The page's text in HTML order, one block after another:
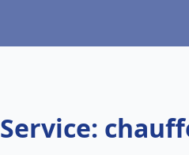
Service: